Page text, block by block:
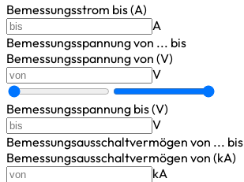
Bemessungsstrom bis (A)
A
Bemessungsspannungvon ... bis
Bemessungsspannung von (V)
V
Bemessungsspannung bis (V)
V
Bemessungsausschaltvermögen von ... bis
Bemessungsausschaltvermögen von (kA)
kA